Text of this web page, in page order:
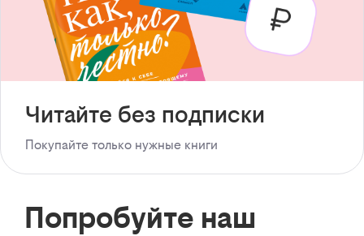
Читайте без подписки
Покупайте только нужные книги
Попробуйте наш